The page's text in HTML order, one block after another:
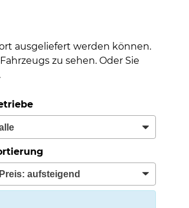
ausgeliefert werden können.
zu sehen. Oder Sie